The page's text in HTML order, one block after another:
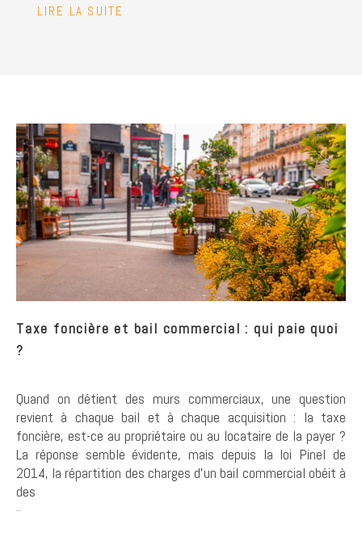
LIRE LA SUITE
Taxe foncière et bail commercial : qui paie quoi
?
Quand on détient des murs commerciaux, une question
revient à chaque bail et à chaque acquisition : la taxe
foncière, est-ce au propriétaire ou au locataire de la payer ?
La réponse semble évidente, mais depuis la loi Pinel de
2014, la répartition des charges d'un bail commercial obéit à
des
...